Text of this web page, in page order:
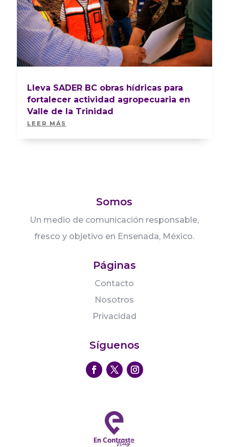
Lleva SADER BC obras hídricas para
fortalecer actividad agropecuaria en
Valle de la Trinidad
LEER MÁS
Somos
Un medio de comunicación responsable,
fresco y objetivo en Ensenada, México.
Páginas
Contacto
Nosotros
Privacidad
Síguenos